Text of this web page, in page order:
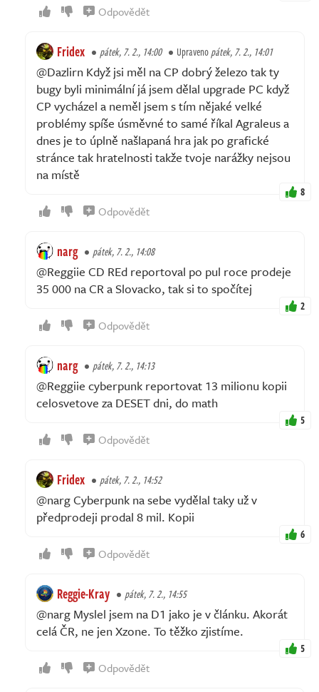
Odpovědět
Fridex pátek, 7. 2., 14:00 Upravenopátek, 7. 2., 14:01
@Dazlirn Když jsi měl na CP dobrý železo tak ty
bugy byli minimální já jsem dělal upgrade PC když
CP vycházel a neměl jsem s tím nějaké velké
problémy spíše úsměvné to samé říkal Agraleus a
dnes je to úplně našlapaná hra jak po grafické
stránce tak hratelnosti takže tvoje narážky nejsou
na místě
8
Odpovědět
narg pátek, 7. 2., 14:08
@Reggiie CD REd reportoval po pul roce prodeje
35 000 na CR a Slovacko, tak si to spočítej
2
Odpovědět
narg pátek, 7. 2., 14:13
@Reggiie cyberpunk reportovat 13 milionu kopii
celosvetove za DESET dni, do math
5
Odpovědět
Fridex pátek, 7. 2., 14:52
@narg Cyberpunk na sebe vydělal taky už v
předprodeji prodal 8 mil. Kopii
6
Odpovědět
Reggie-Kray pátek, 7. 2., 14:55
@narg Myslel jsem na D1 jako je v článku. Akorát
celá ČR, ne jen Xzone. To těžko zjistíme.
5
Odpovědět